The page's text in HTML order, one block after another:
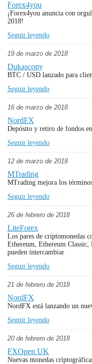
Forex4you
¡Forex4you anuncia con
2018!
Seguir leyendo
19 de marzo de 2018
Dukascopy
BTC / USD lanzado para
Seguir leyendo
16 de marzo de 2018
NordFX
Depósito y retiro de fondos
Seguir leyendo
12 de marzo de 2018
MTrading
MTrading mejora los
Seguir leyendo
26 de febrero de 2018
LiteForex
Los pares de criptomonedas
Ethereum, Ethereum
pueden intercambiar
Seguir leyendo
21 de febrero de 2018
NordFX
NordFX está lanzando un
Seguir leyendo
20 de febrero de 2018
FXOpen UK
Nuevas monedas